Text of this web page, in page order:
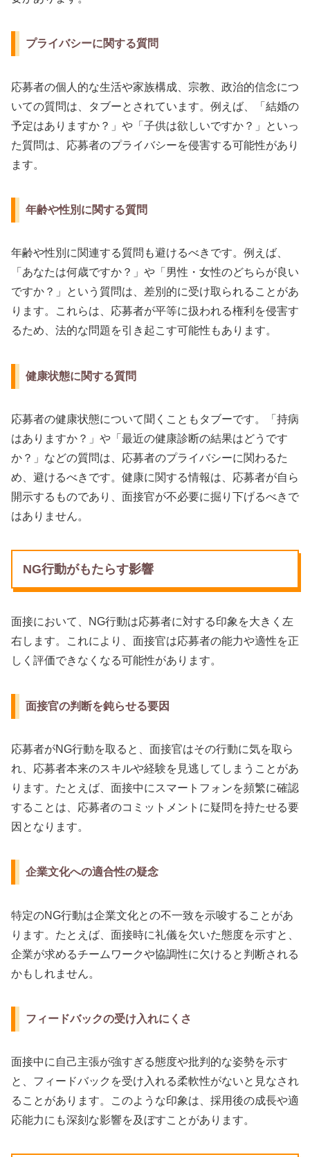
プライバシーに関する質問
応募者の個人的な生活や家族構成、宗教、政治的信念につ
いての質問は、タブーとされています。例えば、「結婚の
予定はありますか？」や「子供は欲しいですか？」といっ
た質問は、応募者のプライバシーを侵害する可能性があり
ます。
年齢や性別に関する質問
年齢や性別に関連する質問も避けるべきです。例えば、
「あなたは何歳ですか？」や「男性・女性のどちらが良い
ですか？」という質問は、差別的に受け取られることがあ
ります。これらは、応募者が平等に扱われる権利を侵害す
るため、法的な問題を引き起こす可能性もあります。
健康状態に関する質問
応募者の健康状態について聞くこともタブーです。「持病
はありますか？」や「最近の健康診断の結果はどうです
か？」などの質問は、応募者のプライバシーに関わるた
め、避けるべきです。健康に関する情報は、応募者が自ら
開示するものであり、面接官が不必要に掘り下げるべきで
はありません。
NG行動がもたらす影響
面接において、NG行動は応募者に対する印象を大きく左
右します。これにより、面接官は応募者の能力や適性を正
しく評価できなくなる可能性があります。
面接官の判断を鈍らせる要因
応募者がNG行動を取ると、面接官はその行動に気を取ら
れ、応募者本来のスキルや経験を見逃してしまうことがあ
ります。たとえば、面接中にスマートフォンを頻繁に確認
することは、応募者のコミットメントに疑問を持たせる要
因となります。
企業文化への適合性の疑念
特定のNG行動は企業文化との不一致を示唆することがあ
ります。たとえば、面接時に礼儀を欠いた態度を示すと、
企業が求めるチームワークや協調性に欠けると判断される
かもしれません。
フィードバックの受け入れにくさ
面接中に自己主張が強すぎる態度や批判的な姿勢を示す
と、フィードバックを受け入れる柔軟性がないと見なされ
ることがあります。このような印象は、採用後の成長や適
応能力にも深刻な影響を及ぼすことがあります。